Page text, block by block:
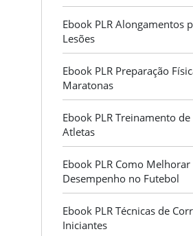
Ebook PLR Alongamentos
Lesões
Ebook PLR Preparação
Maratonas
Ebook PLR Treinamento
Atletas
Ebook PLR Como Melhorar
Desempenho no Futebol
Ebook PLR Técnicas de
Iniciantes